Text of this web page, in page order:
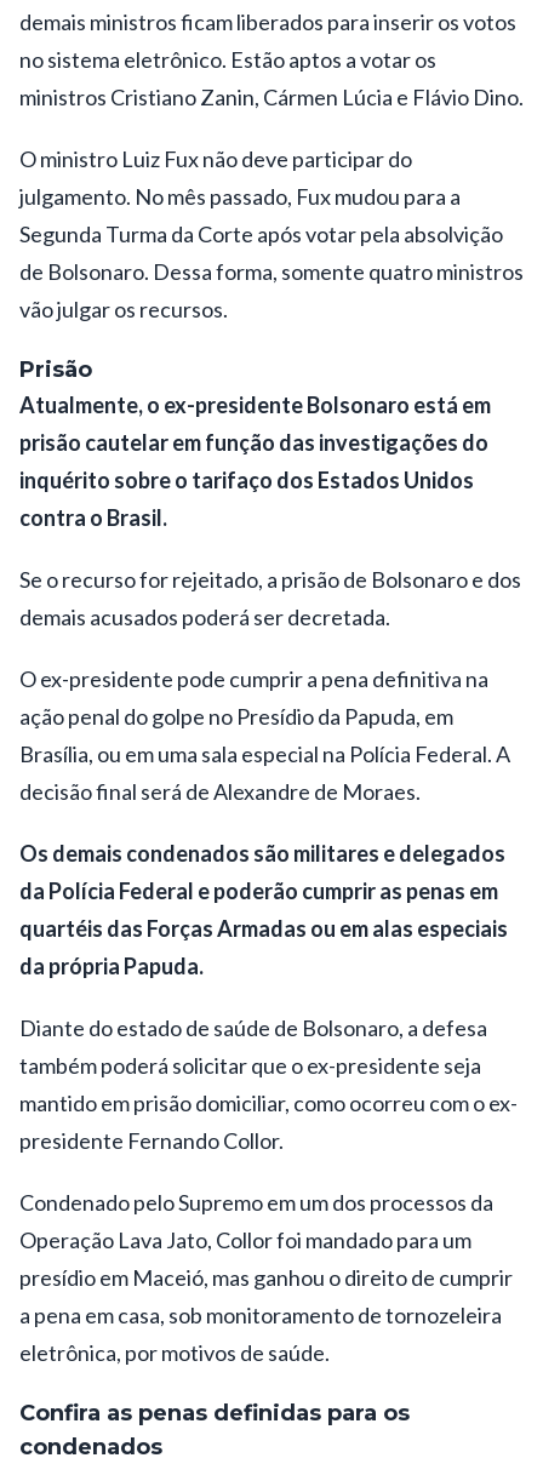
demais ministros ficam liberados para inserir os votos
no sistema eletrônico. Estão aptos a votar os
ministros Cristiano Zanin, Cármen Lúcia e Flávio Dino.
O ministro Luiz Fux não deve participar do
julgamento. No mês passado, Fux mudou para a
Segunda Turma da Corte após votar pela absolvição
de Bolsonaro. Dessa forma, somente quatro ministros
vão julgar os recursos.
Prisão
Atualmente, o ex-presidente Bolsonaro está em
prisão cautelar em função das investigações do
inquérito sobre o tarifaço dos Estados Unidos
contra o Brasil.
Se o recurso for rejeitado, a prisão de Bolsonaro e dos
demais acusados poderá ser decretada.
O ex-presidente pode cumprir a pena definitiva na
ação penal do golpe no Presídio da Papuda, em
Brasília, ou em uma sala especial na Polícia Federal. A
decisão final será de Alexandre de Moraes.
Os demais condenados são militares e delegados
da Polícia Federal e poderão cumprir as penas em
quartéis das Forças Armadas ou em alas especiais
da própria Papuda.
Diante do estado de saúde de Bolsonaro, a defesa
também poderá solicitar que o ex-presidente seja
mantido em prisão domiciliar, como ocorreu com o ex-
presidente Fernando Collor.
Condenado pelo Supremo em um dos processos da
Operação Lava Jato, Collor foi mandado para um
presídio em Maceió, mas ganhou o direito de cumprir
a pena em casa, sob monitoramento de tornozeleira
eletrônica, por motivos de saúde.
Confira as penas definidas para os
condenados